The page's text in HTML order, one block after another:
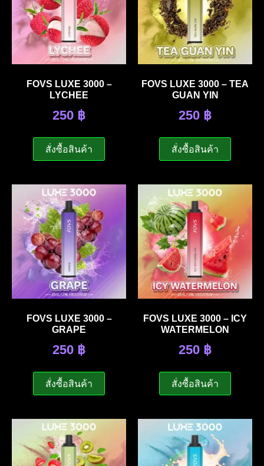
FOVS LUXE 3000 –
LYCHEE
250 ฿
สั่งซื้อสินค้า
FOVS LUXE 3000 – TEA
GUAN YIN
250 ฿
สั่งซื้อสินค้า
FOVS LUXE 3000 –
GRAPE
250 ฿
สั่งซื้อสินค้า
FOVS LUXE 3000 – ICY
WATERMELON
250 ฿
สั่งซื้อสินค้า